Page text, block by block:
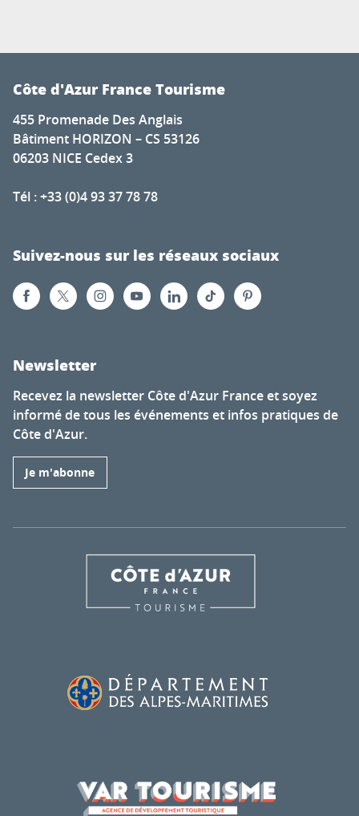
Côte d'Azur France Tourisme
455 Promenade Des Anglais
Bâtiment HORIZON – CS 53126
06203 NICE Cedex 3
Tél : +33 (0)4 93 37 78 78
Suivez-nous sur les réseaux sociaux
Newsletter
Recevez la newsletter Côte d'Azur France et soyez
informé de tous les événements et infos pratiques de
Côte d'Azur.
Je m'abonne